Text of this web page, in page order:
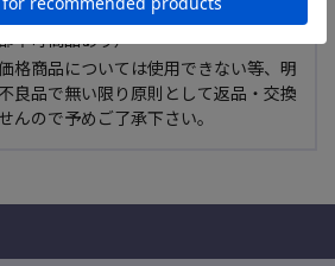
後7日以内であれば可能
不可商品あり）
格商品については使用できない等、明
良品で無い限り原則として返品・交換
んので予めご了承下さい。